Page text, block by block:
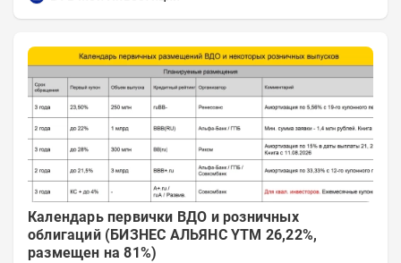
Календарь первички ВДО и розничных
облигаций (БИЗНЕС АЛЬЯНС YTM 26,22%,
размещен на 81%)